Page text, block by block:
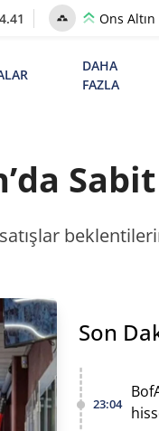
Ons Altın
DAHA
FAZLA
Son
23:04